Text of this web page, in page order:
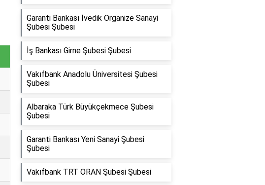
Garanti Bankası İvedik Organize Sanayi
Şubesi Şubesi
İş Bankası Girne Şubesi Şubesi
Vakıfbank Anadolu Üniversitesi Şubesi
Şubesi
Albaraka Türk Büyükçekmece Şubesi
Şubesi
Garanti Bankası Yeni Sanayi Şubesi
Şubesi
Vakıfbank TRT ORAN Şubesi Şubesi